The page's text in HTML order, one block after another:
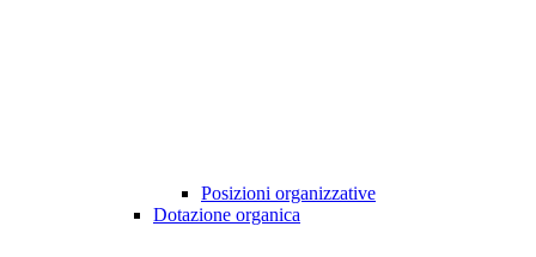
Posizioni organizzative
Dotazione organica